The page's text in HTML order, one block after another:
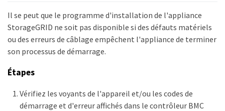
Il se peut que le programme d'installation de l'appliance
StorageGRID ne soit pas disponible si des défauts matériels
ou des erreurs de câblage empêchent l'appliance de terminer
son processus de démarrage.
Étapes
Vérifiez les voyants de l'appareil et/ou les codes de
démarrage et d'erreur affichés dans le contrôleur BMC